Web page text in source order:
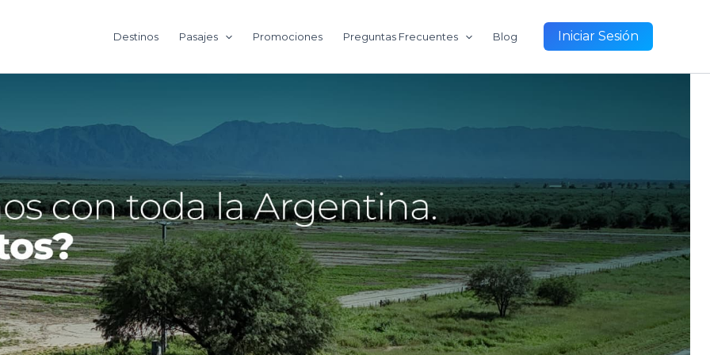
Destinos Pasajes Promociones Preguntas Frecuentes Blog Iniciar Sesión